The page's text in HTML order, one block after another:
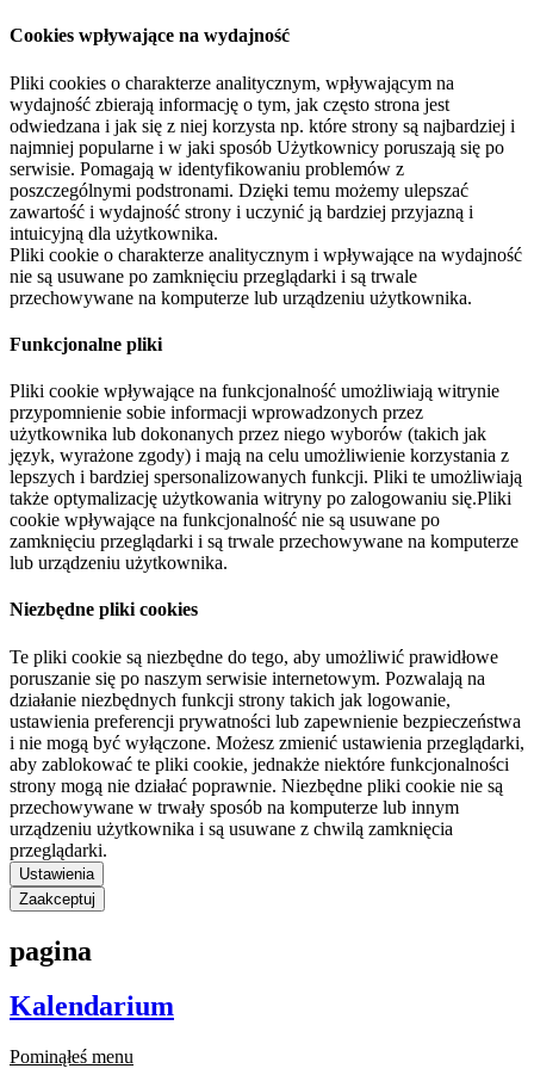
Cookies wpływające na wydajność
Pliki cookies o charakterze analitycznym, wpływającym na
wydajność zbierają informację o tym, jak często strona jest
odwiedzana i jak się z niej korzysta np. które strony są najbardziej i
najmniej popularne i w jaki sposób Użytkownicy poruszają się po
serwisie. Pomagają w identyfikowaniu problemów z
poszczególnymi podstronami. Dzięki temu możemy ulepszać
zawartość i wydajność strony i uczynić ją bardziej przyjazną i
intuicyjną dla użytkownika.
Pliki cookie o charakterze analitycznym i wpływające na wydajność
nie są usuwane po zamknięciu przeglądarki i są trwale
przechowywane na komputerze lub urządzeniu użytkownika.
Funkcjonalne pliki
Pliki cookie wpływające na funkcjonalność umożliwiają witrynie
przypomnienie sobie informacji wprowadzonych przez
użytkownika lub dokonanych przez niego wyborów (takich jak
język, wyrażone zgody) i mają na celu umożliwienie korzystania z
lepszych i bardziej spersonalizowanych funkcji. Pliki te umożliwiają
także optymalizację użytkowania witryny po zalogowaniu się.Pliki
cookie wpływające na funkcjonalność nie są usuwane po
zamknięciu przeglądarki i są trwale przechowywane na komputerze
lub urządzeniu użytkownika.
Niezbędne pliki cookies
Te pliki cookie są niezbędne do tego, aby umożliwić prawidłowe
poruszanie się po naszym serwisie internetowym. Pozwalają na
działanie niezbędnych funkcji strony takich jak logowanie,
ustawienia preferencji prywatności lub zapewnienie bezpieczeństwa
i nie mogą być wyłączone. Możesz zmienić ustawienia przeglądarki,
aby zablokować te pliki cookie, jednakże niektóre funkcjonalności
strony mogą nie działać poprawnie. Niezbędne pliki cookie nie są
przechowywane w trwały sposób na komputerze lub innym
urządzeniu użytkownika i są usuwane z chwilą zamknięcia
przeglądarki.
Ustawienia
Zaakceptuj
pagina
Kalendarium
Pominąłeś menu